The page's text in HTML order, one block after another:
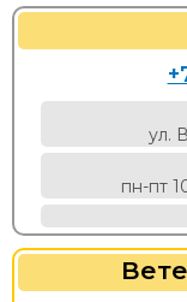
ул.
пн-пт